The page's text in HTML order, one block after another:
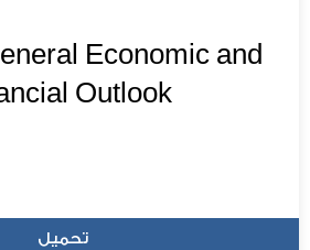
Economic and
Outlook
تحميل